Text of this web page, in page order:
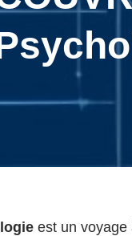
est un voyage